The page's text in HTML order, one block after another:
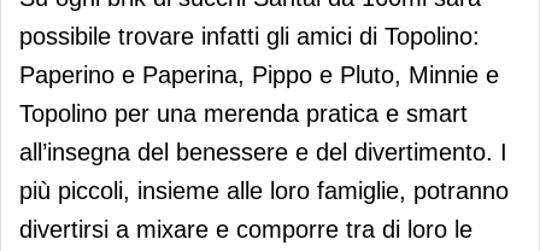
possibile trovare infatti gli amici di Topolino:
Paperino e Paperina, Pippo e Pluto, Minnie e
Topolino per una merenda pratica e smart
all’insegna del benessere e del divertimento. I
più piccoli, insieme alle loro famiglie, potranno
divertirsi a mixare e comporre tra di loro le